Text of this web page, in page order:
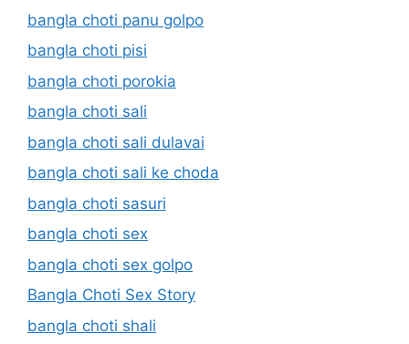
bangla choti panu golpo
bangla choti pisi
bangla choti porokia
bangla choti sali
bangla choti sali dulavai
bangla choti sali ke choda
bangla choti sasuri
bangla choti sex
bangla choti sex golpo
Bangla Choti Sex Story
bangla choti shali